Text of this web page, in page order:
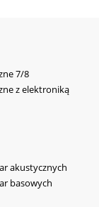
7/8
z elektroniką
akustycznych
basowych